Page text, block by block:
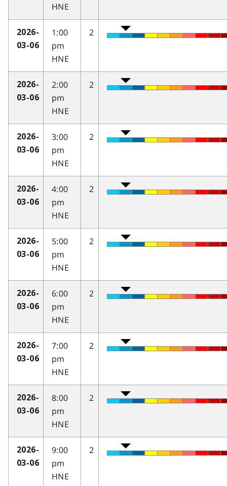
HNE
2026-
03-06
1:00
pm
HNE
2
2026-
03-06
2:00
pm
HNE
2
2026-
03-06
3:00
pm
HNE
2
2026-
03-06
4:00
pm
HNE
2
2026-
03-06
5:00
pm
HNE
2
2026-
03-06
6:00
pm
HNE
2
2026-
03-06
7:00
pm
HNE
2
2026-
03-06
8:00
pm
HNE
2
2026-
03-06
9:00
pm
HNE
2